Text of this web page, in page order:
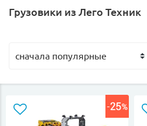
Грузовики из Лего Техник